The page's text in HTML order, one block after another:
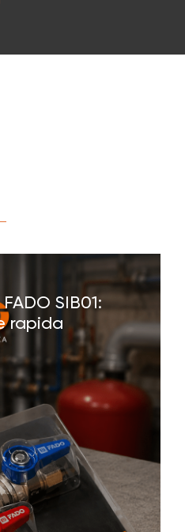
SIB01:
rapida